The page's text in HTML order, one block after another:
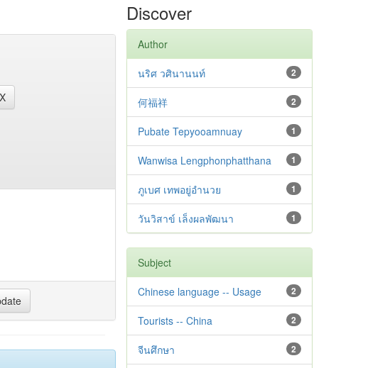
Discover
Author
2
นริศ วศินานนท์
2
何福祥
1
Pubate Tepyooamnuay
1
Wanwisa Lengphonphatthana
1
ภูเบศ เทพอยู่อำนวย
1
วันวิสาข์ เล็งผลพัฒนา
Subject
2
Chinese language -- Usage
2
Tourists -- China
2
จีนศึกษา